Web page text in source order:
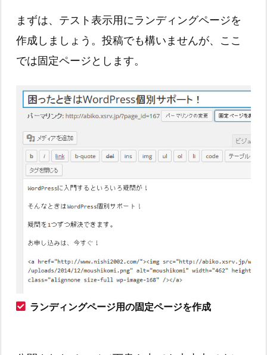
まずは、テスト表示用にランディングページを
作成しましょう。投稿でも構いませんが、ここ
では固定ページとします。
ランディングページ用の固定ページを作成